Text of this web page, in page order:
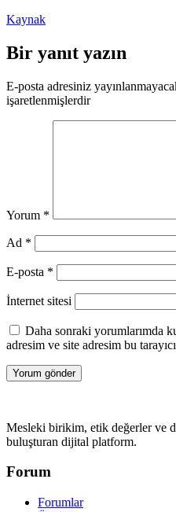
Kaynak
Bir yanıt yazın
E-posta adresiniz
işaretlenmişlerdir
Yorum *
Ad *
E-posta *
İnternet sitesi
Daha sonraki yorumlarımda
adresim ve site adresim bu
Mesleki birikim, etik değerler ve
buluşturan dijital platform.
Forum
Forumlar